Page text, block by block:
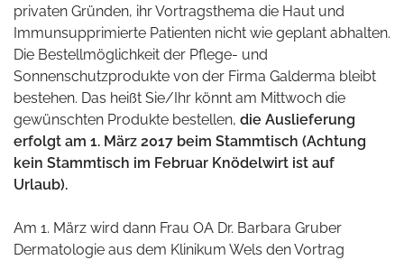
privaten Gründen, ihr Vortragsthema die Haut und
Immunsupprimierte Patienten nicht wie geplant abhalten.
Die Bestellmöglichkeit der Pflege- und
Sonnenschutzprodukte von der Firma Galderma bleibt
bestehen. Das heißt Sie/Ihr könnt am Mittwoch die
gewünschten Produkte bestellen, die Auslieferung
erfolgt am 1. März 2017 beim Stammtisch (Achtung
kein Stammtisch im Februar Knödelwirt ist auf
Urlaub).
Am 1. März wird dann Frau OA Dr. Barbara Gruber
Dermatologie aus dem Klinikum Wels den Vortrag